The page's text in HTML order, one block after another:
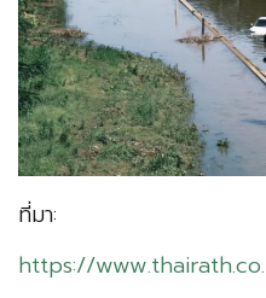
ที่มา:
https://